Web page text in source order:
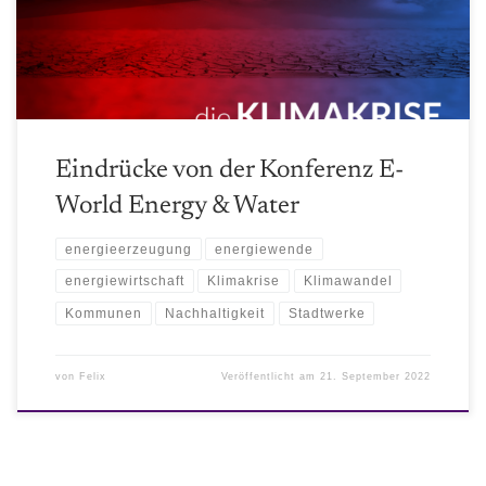
Eindrücke von der Konferenz E-
World Energy & Water
energieerzeugung energiewende
energiewirtschaft Klimakrise Klimawandel
Kommunen Nachhaltigkeit Stadtwerke
von Felix Veröffentlicht am21. September 2022